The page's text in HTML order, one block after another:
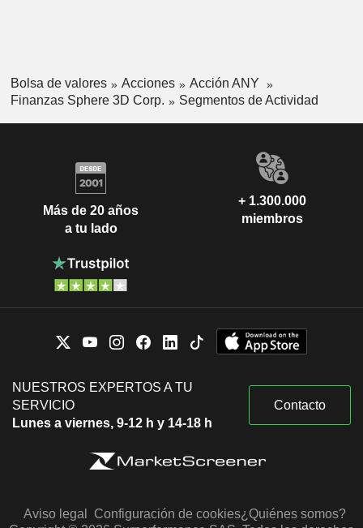
Bolsa de valores Acciones
Acción ANY
Finanzas Sphere 3D Corp.
Segmentos de Actividad
Más de 20 años
a tu lado
+ 1.300.000
miembros
NUESTROS EXPERTOS A TU
SERVICIO
Lunes a viernes, 9-12 h y 14-18 h
Contacto
Aviso legal Configuración de cookies¿Quiénes somos?